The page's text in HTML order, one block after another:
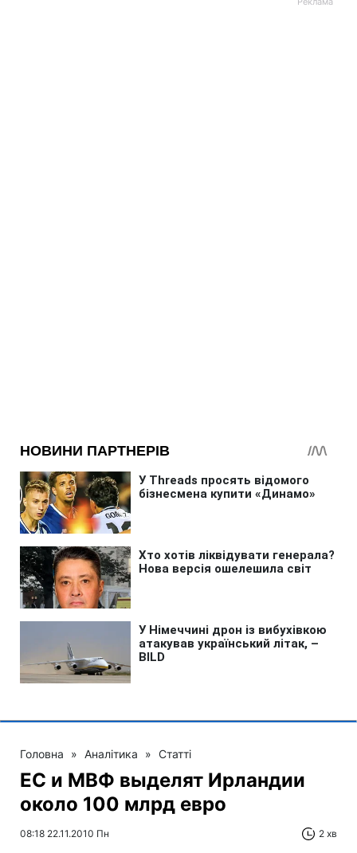
Головна » Аналітика » Статті
ЕС и МВФ выделят Ирландии
около 100 млрд евро
08:18 22.11.2010 Пн 2 хв